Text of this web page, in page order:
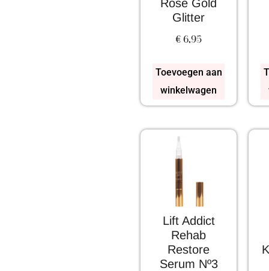
Rose Gold
Glitter
€6,95
Toevoegen aan
winkelwagen
Lift Addict
Rehab
Restore
Serum Nº3